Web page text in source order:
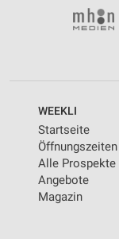
WEEKLI
Startseite
Öffnungszeiten
Alle Prospekte
Angebote
Magazin